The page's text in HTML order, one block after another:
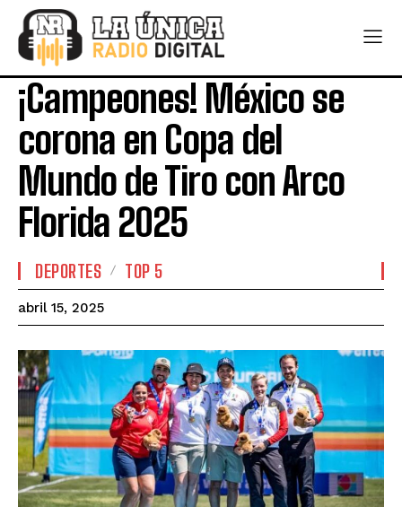
¡Campeones! México se
corona en Copa del
Mundo de Tiro con Arco
Florida 2025
DEPORTES TOP 5
abril 15, 2025